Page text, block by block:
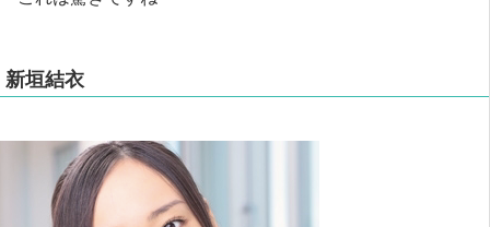
新垣結衣